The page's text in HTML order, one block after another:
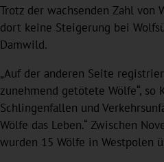
Trotz der wachsenden Zahl von
dort keine Steigerung bei
Damwild.
„Auf der anderen Seite
zunehmend getötete Wölfe“, so
Schlingenfallen und
Wölfe das Leben.“ Zwischen
wurden 15 Wölfe in Westpolen